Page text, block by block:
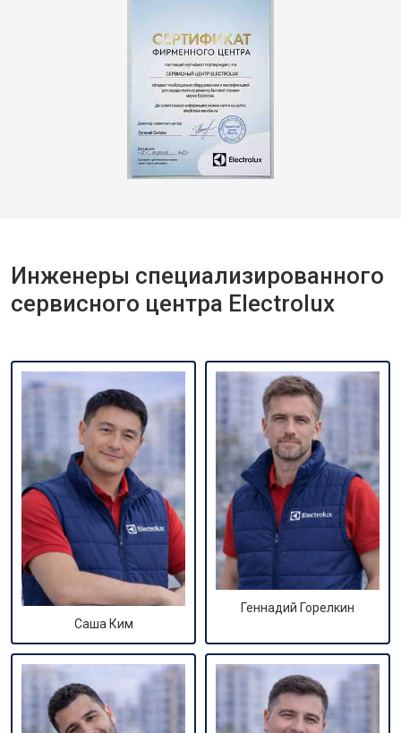
Инженеры специализированного
сервисного центра Electrolux
Саша Ким
Геннадий Горелкин